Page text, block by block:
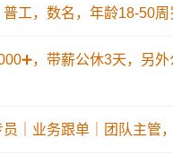
工，数名，年龄18-50
，带薪公休3天，另
｜业务跟单｜团队主管